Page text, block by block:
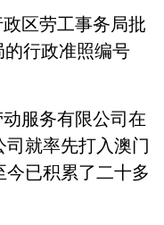
区劳工事务局批
行政准照编号
服务有限公司在
就率先打入澳门
已积累了二十多